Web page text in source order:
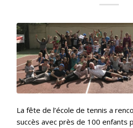
La fête de l’école de tennis a
succès avec près de 100 enfants